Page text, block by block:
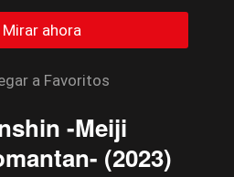
Mirar ahora
a Favoritos
-Meiji
(2023)